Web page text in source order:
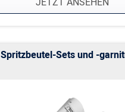
Spritzbeutel-Sets und -